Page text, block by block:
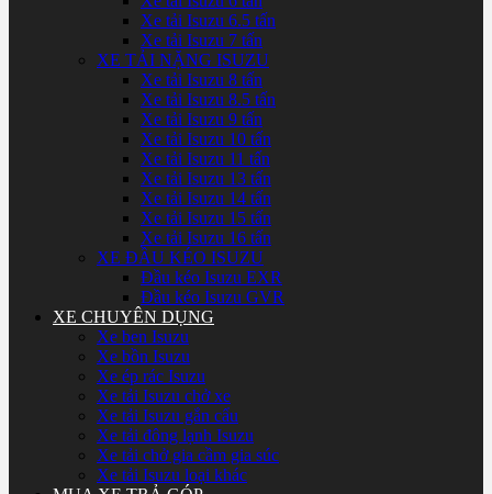
Xe tải Isuzu 6.5 tấn
Xe tải Isuzu 7 tấn
XE TẢI NẶNG ISUZU
Xe tải Isuzu 8 tấn
Xe tải Isuzu 8.5 tấn
Xe tải Isuzu 9 tấn
Xe tải Isuzu 10 tấn
Xe tải Isuzu 11 tấn
Xe tải Isuzu 13 tấn
Xe tải Isuzu 14 tấn
Xe tải Isuzu 15 tấn
Xe tải Isuzu 16 tấn
XE ĐẦU KÉO ISUZU
Đầu kéo Isuzu EXR
Đầu kéo Isuzu GVR
XE CHUYÊN DỤNG
Xe ben Isuzu
Xe bồn Isuzu
Xe ép rác Isuzu
Xe tải Isuzu chở xe
Xe tải Isuzu gắn cẩu
Xe tải đông lạnh Isuzu
Xe tải chở gia cầm gia súc
Xe tải Isuzu loại khác